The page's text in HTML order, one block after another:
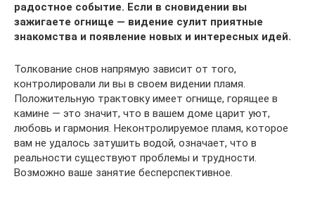
радостное событие. Если в сновидении вы
зажигаете огнище — видение сулит приятные
знакомства и появление новых и интересных идей.
Толкование снов напрямую зависит от того,
контролировали ли вы в своем видении пламя.
Положительную трактовку имеет огнище, горящее в
камине — это значит, что в вашем доме царит уют,
любовь и гармония. Неконтролируемое пламя, которое
вам не удалось затушить водой, означает, что в
реальности существуют проблемы и трудности.
Возможно ваше занятие бесперспективное.